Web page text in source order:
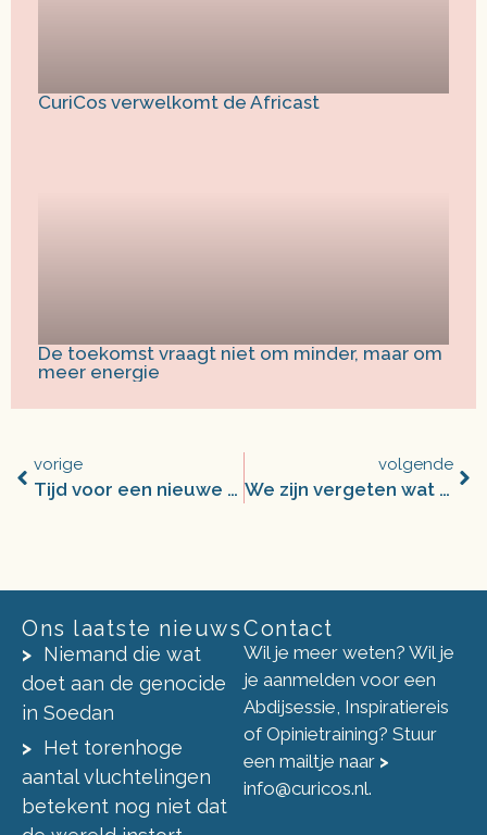
CuriCos verwelkomt de Africast
De toekomst vraagt niet om minder, maar om
meer energie
vorige
Tijd voor een nieuwe Live Aid
volgende
We zijn vergeten wat barmhartigheid betekent
Ons laatste nieuws
Niemand die wat
doet aan de genocide
in Soedan
Het torenhoge
aantal vluchtelingen
betekent nog niet dat
Contact
Wil je meer weten? Wil je
je aanmelden voor een
Abdijsessie, Inspiratiereis
of Opinietraining? Stuur
een mailtje naar >
info@curicos.nl.